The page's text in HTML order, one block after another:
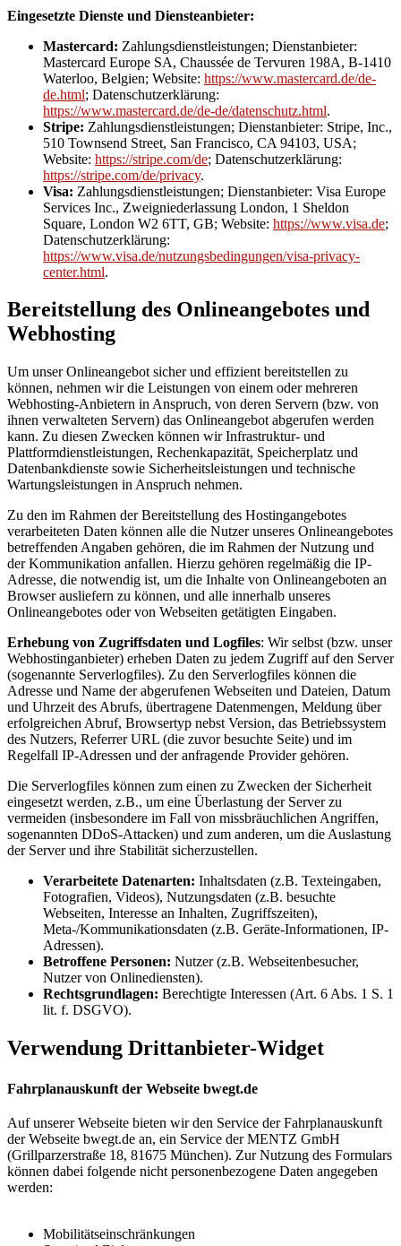
Eingesetzte Dienste und Diensteanbieter:
Mastercard: Zahlungsdienstleistungen; Dienstanbieter:
Mastercard Europe SA, Chaussée de Tervuren 198A, B-1410
Waterloo, Belgien; Website: https://www.mastercard.de/de-
de.html; Datenschutzerklärung:
https://www.mastercard.de/de-de/datenschutz.html.
Stripe: Zahlungsdienstleistungen; Dienstanbieter: Stripe, Inc.,
510 Townsend Street, San Francisco, CA 94103, USA;
Website: https://stripe.com/de; Datenschutzerklärung:
https://stripe.com/de/privacy.
Visa: Zahlungsdienstleistungen; Dienstanbieter: Visa Europe
Services Inc., Zweigniederlassung London, 1 Sheldon
Square, London W2 6TT, GB; Website: https://www.visa.de;
Datenschutzerklärung:
https://www.visa.de/nutzungsbedingungen/visa-privacy-
center.html.
Bereitstellung des Onlineangebotes und
Webhosting
Um unser Onlineangebot sicher und effizient bereitstellen zu
können, nehmen wir die Leistungen von einem oder mehreren
Webhosting-Anbietern in Anspruch, von deren Servern (bzw. von
ihnen verwalteten Servern) das Onlineangebot abgerufen werden
kann. Zu diesen Zwecken können wir Infrastruktur- und
Plattformdienstleistungen, Rechenkapazität, Speicherplatz und
Datenbankdienste sowie Sicherheitsleistungen und technische
Wartungsleistungen in Anspruch nehmen.
Zu den im Rahmen der Bereitstellung des Hostingangebotes
verarbeiteten Daten können alle die Nutzer unseres Onlineangebotes
betreffenden Angaben gehören, die im Rahmen der Nutzung und
der Kommunikation anfallen. Hierzu gehören regelmäßig die IP-
Adresse, die notwendig ist, um die Inhalte von Onlineangeboten an
Browser ausliefern zu können, und alle innerhalb unseres
Onlineangebotes oder von Webseiten getätigten Eingaben.
Erhebung von Zugriffsdaten und Logfiles: Wir selbst (bzw. unser
Webhostinganbieter) erheben Daten zu jedem Zugriff auf den Server
(sogenannte Serverlogfiles). Zu den Serverlogfiles können die
Adresse und Name der abgerufenen Webseiten und Dateien, Datum
und Uhrzeit des Abrufs, übertragene Datenmengen, Meldung über
erfolgreichen Abruf, Browsertyp nebst Version, das Betriebssystem
des Nutzers, Referrer URL (die zuvor besuchte Seite) und im
Regelfall IP-Adressen und der anfragende Provider gehören.
Die Serverlogfiles können zum einen zu Zwecken der Sicherheit
eingesetzt werden, z.B., um eine Überlastung der Server zu
vermeiden (insbesondere im Fall von missbräuchlichen Angriffen,
sogenannten DDoS-Attacken) und zum anderen, um die Auslastung
der Server und ihre Stabilität sicherzustellen.
Verarbeitete Datenarten: Inhaltsdaten (z.B. Texteingaben,
Fotografien, Videos), Nutzungsdaten (z.B. besuchte
Webseiten, Interesse an Inhalten, Zugriffszeiten),
Meta-/Kommunikationsdaten (z.B. Geräte-Informationen, IP-
Adressen).
Betroffene Personen: Nutzer (z.B. Webseitenbesucher,
Nutzer von Onlinediensten).
Rechtsgrundlagen: Berechtigte Interessen (Art. 6 Abs. 1 S. 1
lit. f. DSGVO).
Verwendung Drittanbieter-Widget
Fahrplanauskunft der Webseite bwegt.de
Auf unserer Webseite bieten wir den Service der Fahrplanauskunft
der Webseite bwegt.de an, ein Service der MENTZ GmbH
(Grillparzerstraße 18, 81675 München). Zur Nutzung des Formulars
können dabei folgende nicht personenbezogene Daten angegeben
werden:
Mobilitätseinschränkungen